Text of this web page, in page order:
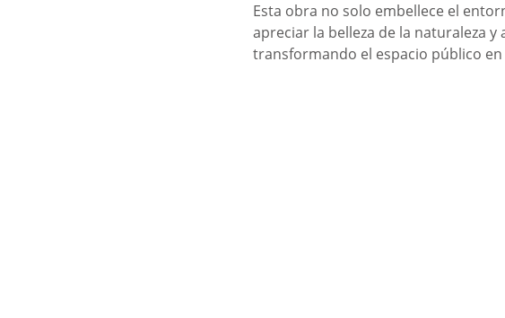
Esta obra no solo embellece el
apreciar la belleza de la naturaleza
transformando el espacio público